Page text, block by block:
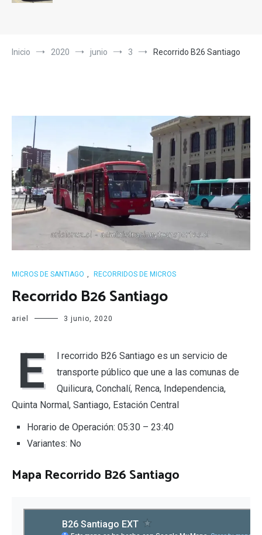
Inicio 2020 junio 3 Recorrido B26 Santiago
MICROS DE SANTIAGO , RECORRIDOS DE MICROS
Recorrido B26 Santiago
ariel 3 junio, 2020
E
l recorrido B26 Santiago es un servicio de
transporte público que une a las comunas de
Quilicura, Conchalí, Renca, Independencia,
Quinta Normal, Santiago, Estación Central
Horario de Operación: 05:30 – 23:40
Variantes: No
Mapa Recorrido B26 Santiago